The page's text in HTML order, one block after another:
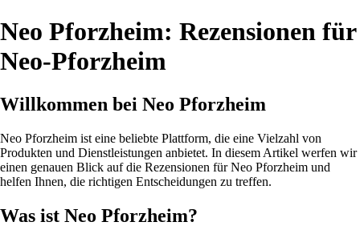
Neo Pforzheim: Rezensionen für
Neo-Pforzheim
Willkommen bei Neo Pforzheim
Neo Pforzheim ist eine beliebte Plattform, die eine Vielzahl von
Produkten und Dienstleistungen anbietet. In diesem Artikel werfen wir
einen genauen Blick auf die Rezensionen für Neo Pforzheim und
helfen Ihnen, die richtigen Entscheidungen zu treffen.
Was ist Neo Pforzheim?